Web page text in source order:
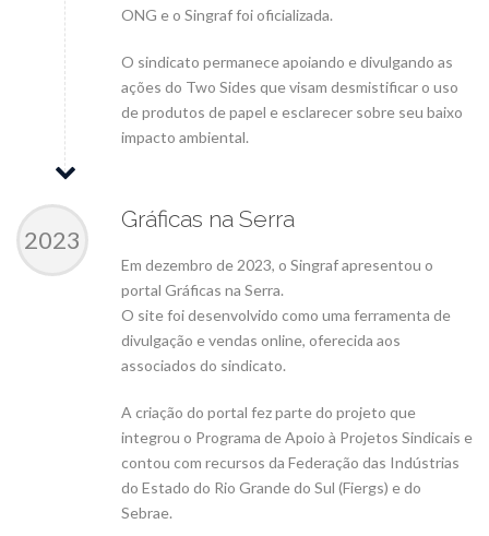
ONG e o Singraf foi oficializada.
O sindicato permanece apoiando e divulgando as
ações do Two Sides que visam desmistificar o uso
de produtos de papel e esclarecer sobre seu baixo
impacto ambiental.
2023
Gráficas na Serra
Em dezembro de 2023, o Singraf apresentou o
portal Gráficas na Serra.
O site foi desenvolvido como uma ferramenta de
divulgação e vendas online, oferecida aos
associados do sindicato.
A criação do portal fez parte do projeto que
integrou o Programa de Apoio à Projetos Sindicais e
contou com recursos da Federação das Indústrias
do Estado do Rio Grande do Sul (Fiergs) e do
Sebrae.